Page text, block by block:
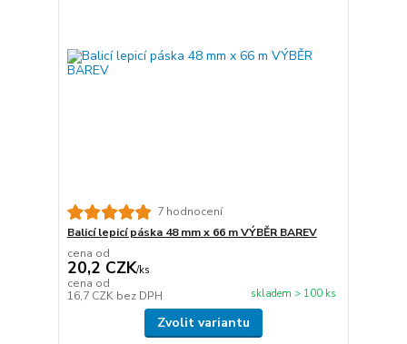
7 hodnocení
Balicí lepicí páska 48 mm x 66 m VÝBĚR BAREV
cena od
20,2 CZK/ks
cena od
16,7 CZK bez DPH skladem > 100 ks
Zvolit variantu